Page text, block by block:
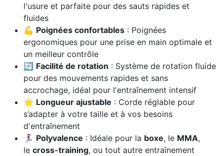
l'usure et parfaite pour des sauts rapides et
fluides
💪 Poignées confortables : Poignées
ergonomiques pour une prise en main optimale et
un meilleur contrôle
🔄 Facilité de rotation : Système de rotation fluide
pour des mouvements rapides et sans
accrochage, idéal pour l'entraînement intensif
🌟 Longueur ajustable : Corde réglable pour
s’adapter à votre taille et à vos besoins
d'entraînement
🏃‍♀️ Polyvalence : Idéale pour la boxe, le MMA,
le cross-training, ou tout autre entraînement